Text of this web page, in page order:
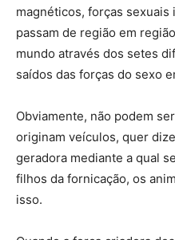
magnéticos, forças
passam de região em
mundo através dos setes
saídos das forças do sexo
Obviamente, não podem
originam veículos, quer
geradora mediante a qual
filhos da fornicação, os
isso.